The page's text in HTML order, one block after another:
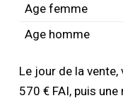
Age femme
Age homme
Le jour de la
570 € FAI, puis